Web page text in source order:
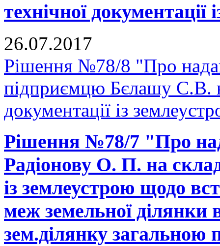
технічної
26.07.2017
Рішення №78/8 "Про
підприємцю Бєлашу С.В.
документації із
Рішення №78/7 "Про
Радіонову О. П. на
із землеустрою щодо
меж земельної ділянки
зем.ділянку